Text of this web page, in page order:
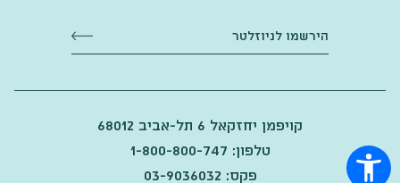
קויפמן יחזקאל 6 תל-אביב 68012
טלפון: 1-800-800-747
פקס: 03-9036032